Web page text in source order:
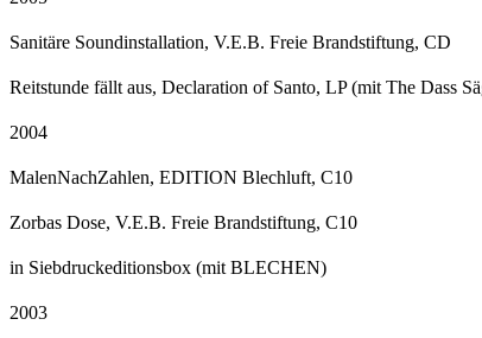
Sanitäre Soundinstallation, V.E.B. Freie Brandstiftung, CD
Reitstunde fällt aus, Declaration of Santo, LP (mit The Dass
2004
MalenNachZahlen, EDITION Blechluft, C10
Zorbas Dose, V.E.B. Freie Brandstiftung, C10
in Siebdruckeditionsbox (mit BLECHEN)
2003